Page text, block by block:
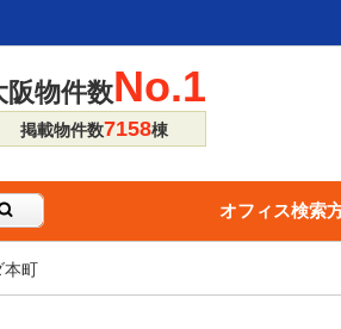
阪物件数No.1
掲載物件数7158棟
オフィス検索
町